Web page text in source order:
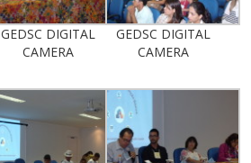
GEDSC DIGITAL
CAMERA
GEDSC DIGITAL
CAMERA